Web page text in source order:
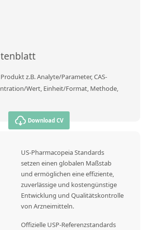
z.B. Analyte/Parameter, CAS-
Wert, Einheit/Format, Methode,
Download CV
US-Pharmacopeia Standards
setzen einen globalen Maßstab
und ermöglichen eine effiziente,
zuverlässige und kostengünstige
Entwicklung und Qualitätskontrolle
von Arzneimitteln.
Offizielle USP-Referenzstandards